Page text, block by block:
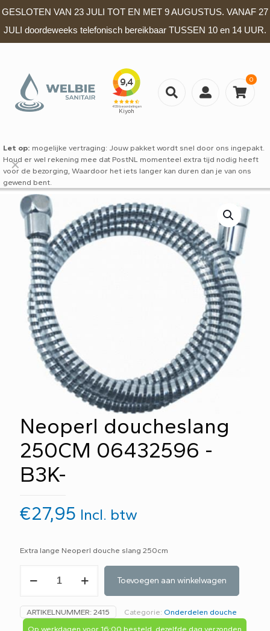
GESLOTEN VAN 23 JULI TOT EN MET 9 AUGUSTUS. VANAF 27
JULI doordeweeks telefonisch bereikbaar TUSSEN 10 en 14 UUR.
0
Let op: mogelijke vertraging: Jouw pakket wordt snel door ons ingepakt.
Houd er wel rekening mee dat PostNL momenteel extra tijd nodig heeft
voor de bezorging, Waardoor het iets langer kan duren dan je van ons
gewend bent.
✕
Neoperl doucheslang
250CM 06432596 -
B3K-
€27,95 Incl. btw
Extra lange Neoperl douche slang 250cm
doucheslang
06432596
-
B3K-
Toevoegen aan winkelwagen
ARTIKELNUMMER: 2415 Categorie: Onderdelen douche
Op werkdagen voor 16:00 besteld, dezelfde dag verzonden